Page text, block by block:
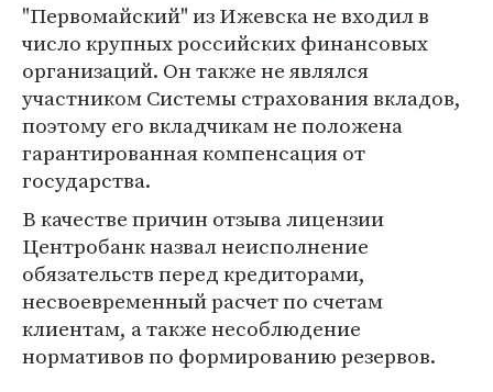
"Первомайский" из Ижевска не входил в
число крупных российских финансовых
организаций. Он также не являлся
участником Системы страхования вкладов,
поэтому его вкладчикам не положена
гарантированная компенсация от
государства.
В качестве причин отзыва лицензии
Центробанк назвал неисполнение
обязательств перед кредиторами,
несвоевременный расчет по счетам
клиентам, а также несоблюдение
нормативов по формированию резервов.